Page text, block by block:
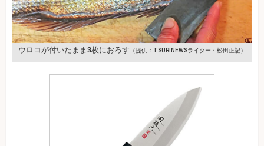
ウロコが付いたまま3枚におろす （提供：TSURINEWSライター・松田正記）